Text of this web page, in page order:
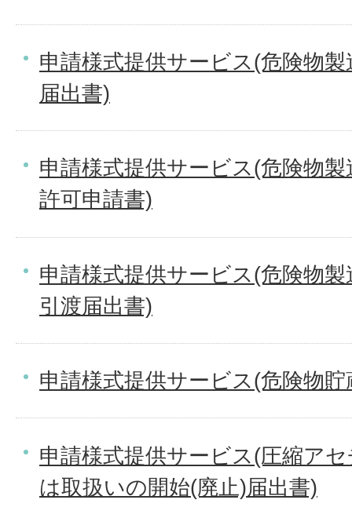
申請様式提供サービス(危険物
届出書)
申請様式提供サービス(危険物
許可申請書)
申請様式提供サービス(危険物
引渡届出書)
申請様式提供サービス(危険物
申請様式提供サービス(圧縮ア
は取扱いの開始(廃止)届出書)